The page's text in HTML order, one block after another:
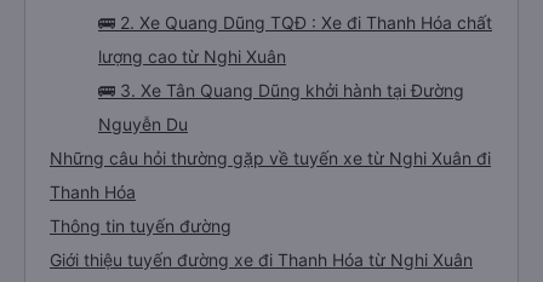
🚌 2. Xe Quang Dũng TQĐ : Xe đi Thanh Hóa chất
lượng cao từ Nghi Xuân
🚌 3. Xe Tân Quang Dũng khởi hành tại Đường
Nguyễn Du
Những câu hỏi thường gặp về tuyến xe từ Nghi Xuân đi
Thanh Hóa
Thông tin tuyến đường
Giới thiệu tuyến đường xe đi Thanh Hóa từ Nghi Xuân